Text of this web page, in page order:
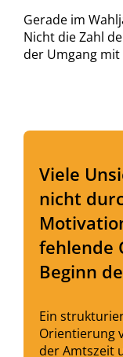
Gerade im
Nicht die Zahl
der Umgang mit
Viele
nicht
fehlende
Beginn
Ein
Orientierung
der Amtszeit